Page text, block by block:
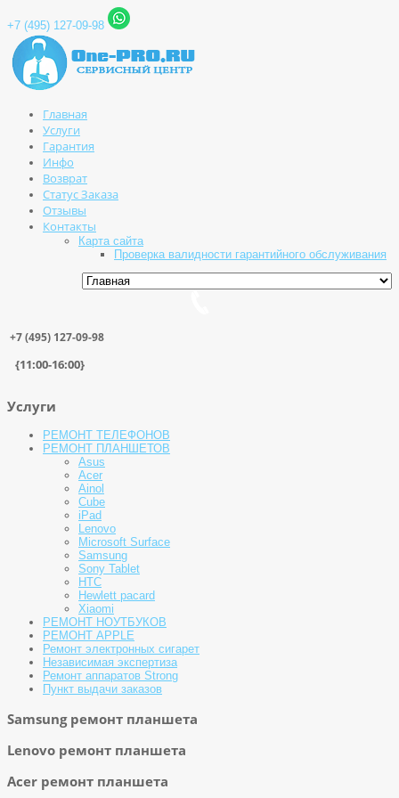
+7 (495) 127-09-98
Главная
Услуги
Гарантия
Инфо
Возврат
Статус Заказа
Отзывы
Контакты
Карта сайта
Проверка валидности гарантийного обслуживания
+7 (495) 127-09-98
{11:00-16:00}
Услуги
РЕМОНТ ТЕЛЕФОНОВ
РЕМОНТ ПЛАНШЕТОВ
Asus
Acer
Ainol
Cube
iPad
Lenovo
Microsoft Surface
Samsung
Sony Tablet
HTC
Hewlett pacard
Xiaomi
РЕМОНТ НОУТБУКОВ
РЕМОНТ APPLE
Ремонт электронных сигарет
Независимая экспертиза
Ремонт аппаратов Strong
Пункт выдачи заказов
Samsung ремонт планшета
Lenovo ремонт планшета
Acer ремонт планшета